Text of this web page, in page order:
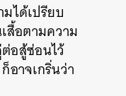
ได้เปรียบ
สื้อตามความ
อสู้ซ่อนไว้
าจเกริ่นว่า